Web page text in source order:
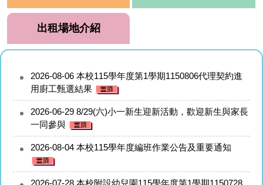
出租場地介紹
2026-08-06 本校115學年度第1學期1150806代理契約進
用廚工甄選結果
2026-06-29 8/29(六)小一新生迎新活動，歡迎新生與家長
一同參與
2026-08-04 本校115學年度編班作業公告及重要通知